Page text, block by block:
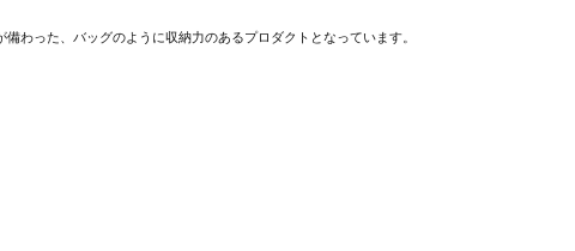
わった、バッグのように収納力のあるプロダクトとなっています。